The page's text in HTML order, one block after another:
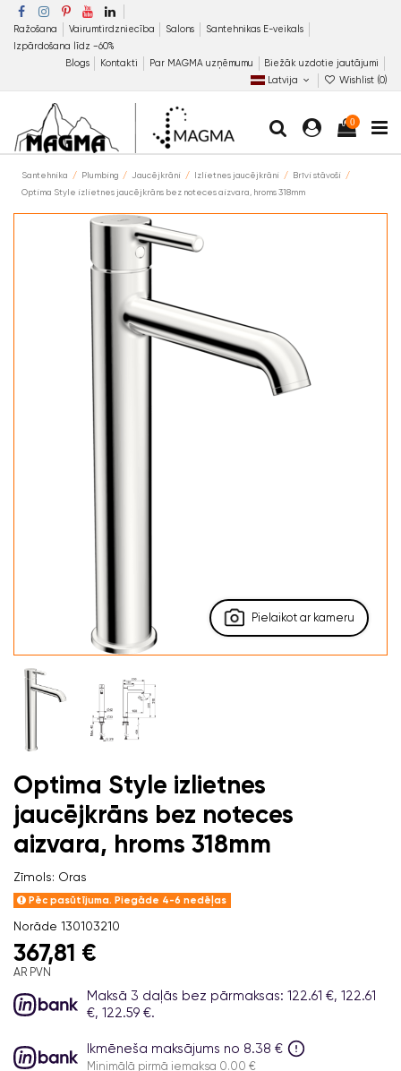
Ražošana Vairumtirdzniecība Salons
Santehnikas E-veikals
Izpārdošana līdz −60%
Blogs
Kontakti Par MAGMA uzņēmumu
Biežāk uzdotie jautājumi
Latvija
Wishlist (0)
0
Santehnika Plumbing Jaucējkrāni Izlietnes jaucējkrāni
Brīvi stāvoši
Optima Style izlietnes jaucējkrāns bez noteces aizvara, hroms 318mm
Pielaikot ar kameru
Optima Style izlietnes
jaucējkrāns bez noteces
aizvara, hroms 318mm
Zīmols: Oras
Pēc pasūtījuma. Piegāde 4-6 nedēļas
Norāde 130103210
367,81 €
AR PVN
Maksā 3 daļās bez pārmaksas: 122.61 €, 122.61
€, 122.59 €.
Ikmēneša maksājums no 8.38 €
Minimālā pirmā iemaksa 0.00 €